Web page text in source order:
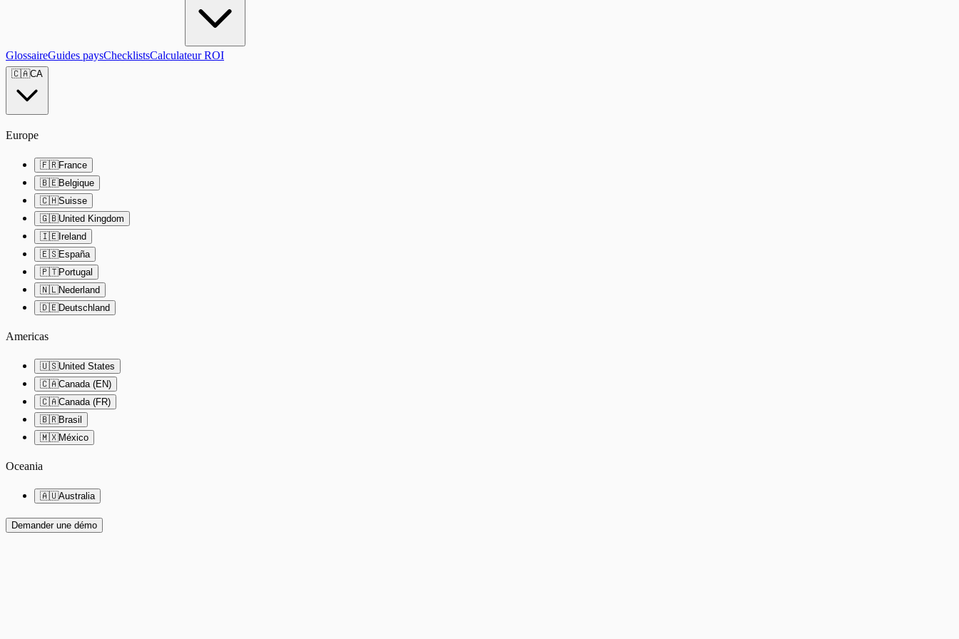
GlossaireGuides paysChecklistsCalculateur ROI
🇨🇦CA
Europe
🇫🇷France
🇧🇪Belgique
🇨🇭Suisse
🇬🇧United Kingdom
🇮🇪Ireland
🇪🇸España
🇵🇹Portugal
🇳🇱Nederland
🇩🇪Deutschland
Americas
🇺🇸United States
🇨🇦Canada (EN)
🇨🇦Canada (FR)
🇧🇷Brasil
🇲🇽México
Oceania
🇦🇺Australia
Demander une démo